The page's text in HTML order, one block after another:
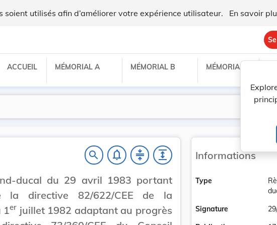
utilisés afin d’améliorer votre expérience utilisateur. En savoir
ACCUEIL MÉMORIAL A MÉMORIAL B MÉMORIAL C
search notifications_none compress expand
ducal du 29 avril 1983 portant
la directive 82/622/CEE de la
1er juillet 1982 adaptant au progrès
Informations
Type
Signature